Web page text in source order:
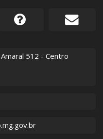
512 - Centro